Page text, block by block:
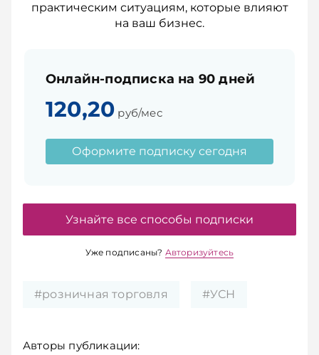
практическим ситуациям, которые влияют
на ваш бизнес.
Онлайн-подписка на 90 дней
120,20 руб/мес
Оформите подписку сегодня
Узнайте все способы подписки
Уже подписаны? Авторизуйтесь
#розничная торговля #УСН
Авторы публикации: